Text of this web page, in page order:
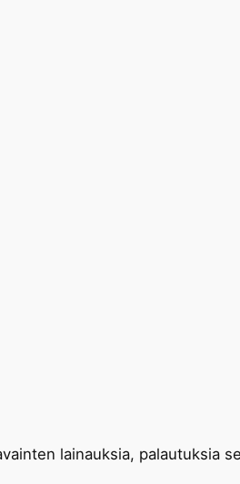
lainauksia, palautuksia